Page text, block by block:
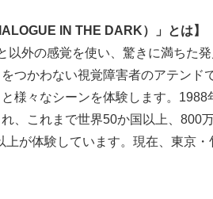
IN THE DARK）」とは】
以外の感覚を使い、驚きに満ちた
つかわない視覚障害者のアテンド
様々なシーンを体験します。
、これまで世界50か国以上、800
が体験しています。現在、東京